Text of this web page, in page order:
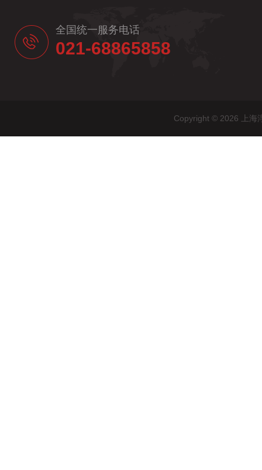
全国统一服务电话
021-68865858
Copyright © 2026 上